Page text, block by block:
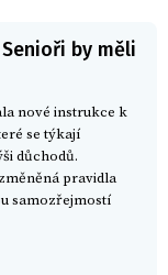
by měli
nové instrukce k
se týkají
důchodů.
pravidla
samozřejmostí